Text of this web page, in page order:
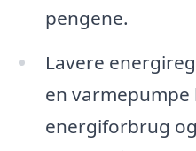
pengene.
Lavere
en
energiforbrug